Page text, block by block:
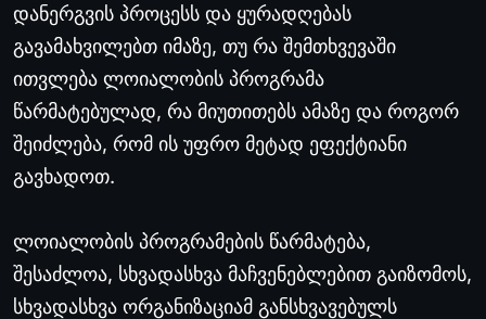
დანერგვის პროცესს და ყურადღებას
გავამახვილებთ იმაზე, თუ რა შემთხვევაში
ითვლება ლოიალობის პროგრამა
წარმატებულად, რა მიუთითებს ამაზე და როგორ
შეიძლება, რომ ის უფრო მეტად ეფექტიანი
გავხადოთ.
ლოიალობის პროგრამების წარმატება,
შესაძლოა, სხვადასხვა მაჩვენებლებით გაიზომოს,
სხვადასხვა ორგანიზაციამ განსხვავებულს